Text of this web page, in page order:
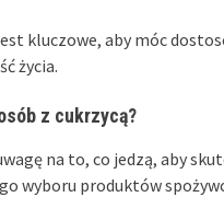
kluczowe, aby móc
życia.
z cukrzycą?
na to, co jedzą, aby
wyboru produktów